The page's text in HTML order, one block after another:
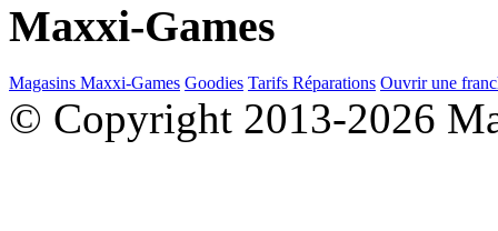
Maxxi-Games
Magasins Maxxi-Games Goodies Tarifs Réparations Ouvrir une
© Copyright 2013-2026